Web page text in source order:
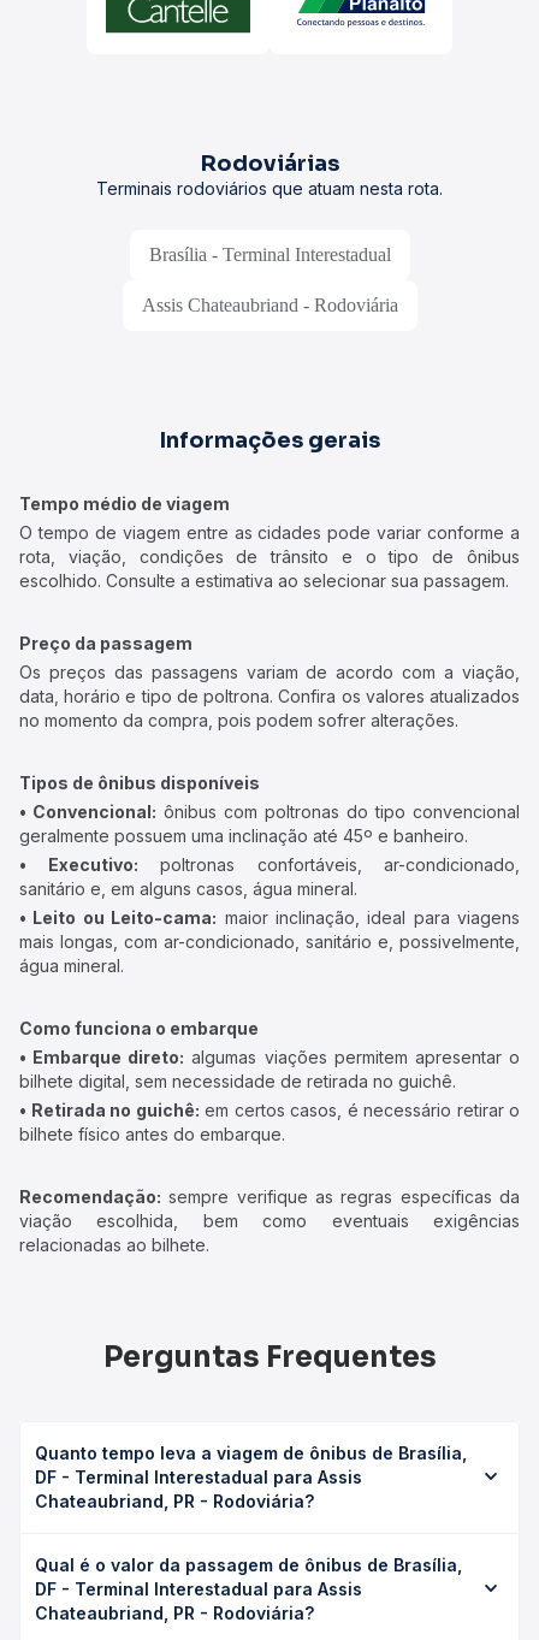
Rodoviárias
Terminais rodoviários que atuam nesta rota.
Brasília - Terminal Interestadual
Assis Chateaubriand - Rodoviária
Informações gerais
Tempo médio de viagem
O tempo de viagem entre as cidades pode variar conforme a
rota, viação, condições de trânsito e o tipo de ônibus
escolhido. Consulte a estimativa ao selecionar sua passagem.
Preço da passagem
Os preços das passagens variam de acordo com a viação,
data, horário e tipo de poltrona. Confira os valores atualizados
no momento da compra, pois podem sofrer alterações.
Tipos de ônibus disponíveis
• Convencional: ônibus com poltronas do tipo convencional
geralmente possuem uma inclinação até 45º e banheiro.
• Executivo: poltronas confortáveis, ar-condicionado,
sanitário e, em alguns casos, água mineral.
• Leito ou Leito-cama: maior inclinação, ideal para viagens
mais longas, com ar-condicionado, sanitário e, possivelmente,
água mineral.
Como funciona o embarque
• Embarque direto: algumas viações permitem apresentar o
bilhete digital, sem necessidade de retirada no guichê.
• Retirada no guichê: em certos casos, é necessário retirar o
bilhete físico antes do embarque.
Recomendação: sempre verifique as regras específicas da
viação escolhida, bem como eventuais exigências
relacionadas ao bilhete.
Perguntas Frequentes
Quanto tempo leva a viagem de ônibus de Brasília,
DF - Terminal Interestadual para Assis
Chateaubriand, PR - Rodoviária?
para Assis Chateaubriand, PR - Rodoviária leva em média
24h 32min, podendo variar conforme a viação, o tipo de
serviço (convencional, executivo ou leito) e as condições
Qual é o valor da passagem de ônibus de Brasília,
DF - Terminal Interestadual para Assis
Chateaubriand, PR - Rodoviária?